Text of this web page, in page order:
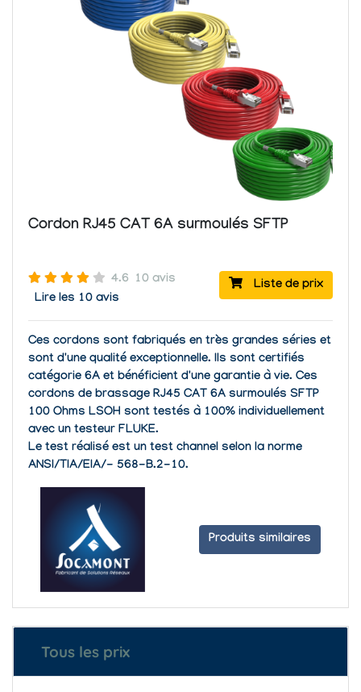
Cordon RJ45 CAT 6A surmoulés SFTP
Liste de prix
4.6 10 avis
Lire les 10 avis
Ces cordons sont fabriqués en très grandes séries et
sont d'une qualité exceptionnelle. Ils sont certifiés
catégorie 6A et bénéficient d'une garantie à vie. Ces
cordons de brassage RJ45 CAT 6A surmoulés SFTP
100 Ohms LSOH sont testés à 100% individuellement
avec un testeur FLUKE.
Le test réalisé est un test channel selon la norme
ANSI/TIA/EIA/- 568-B.2-10.
Produits similaires
Tous les prix